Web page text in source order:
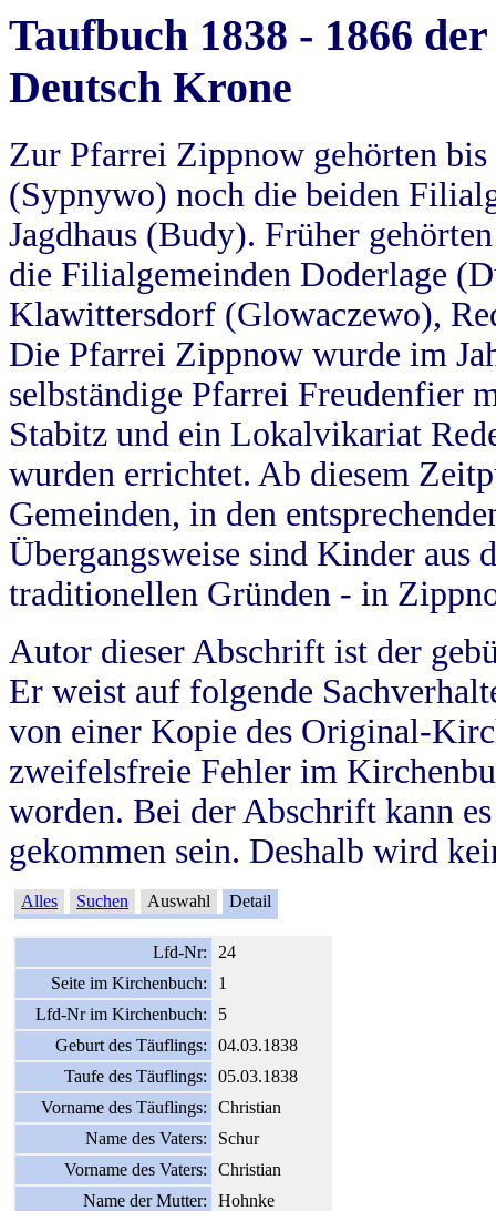
Taufbuch 1838 - 1866
Deutsch Krone
Zur Pfarrei Zippnow gehörten
(Sypnywo) noch die beiden
Jagdhaus (Budy). Früher
die Filialgemeinden Doderlage
Klawittersdorf (Glowaczewo),
Die Pfarrei Zippnow wurde im
selbständige Pfarrei Freudenfier
Stabitz und ein Lokalvikariat
wurden errichtet. Ab diesem
Gemeinden, in den
Übergangsweise sind Kinder aus
traditionellen Gründen - in
Autor dieser Abschrift ist der
Er weist auf folgende
von einer Kopie des Original-
zweifelsfreie Fehler im
worden. Bei der Abschrift kann
gekommen sein. Deshalb wird
Alles Suchen Auswahl Detail
Lfd-Nr:
24
Seite im Kirchenbuch:
1
Lfd-Nr im Kirchenbuch:
5
Geburt des Täuflings:
04.03.1838
Taufe des Täuflings:
05.03.1838
Vorname des Täuflings:
Christian
Name des Vaters:
Schur
Vorname des Vaters:
Christian
Name der Mutter:
Hohnke